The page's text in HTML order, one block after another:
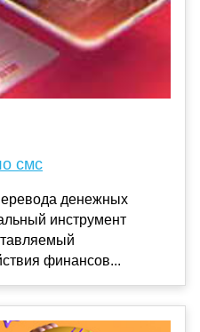
смс
денежных
инструмент
финансов...